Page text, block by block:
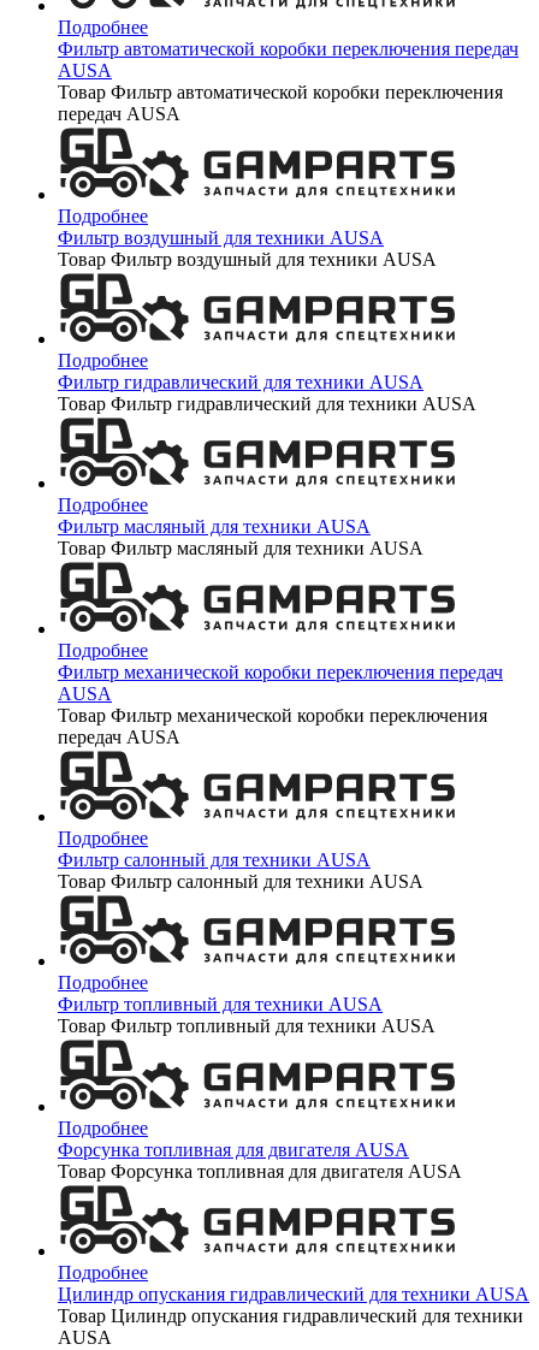
Подробнее
Фильтр автоматической коробки переключения передач
AUSA
Товар Фильтр автоматической коробки переключения
передач AUSA
Подробнее
Фильтр воздушный для техники AUSA
Товар Фильтр воздушный для техники AUSA
Подробнее
Фильтр гидравлический для техники AUSA
Товар Фильтр гидравлический для техники AUSA
Подробнее
Фильтр масляный для техники AUSA
Товар Фильтр масляный для техники AUSA
Подробнее
Фильтр механической коробки переключения передач
AUSA
Товар Фильтр механической коробки переключения
передач AUSA
Подробнее
Фильтр салонный для техники AUSA
Товар Фильтр салонный для техники AUSA
Подробнее
Фильтр топливный для техники AUSA
Товар Фильтр топливный для техники AUSA
Подробнее
Форсунка топливная для двигателя AUSA
Товар Форсунка топливная для двигателя AUSA
Подробнее
Цилиндр опускания гидравлический для техники AUSA
Товар Цилиндр опускания гидравлический для техники
AUSA